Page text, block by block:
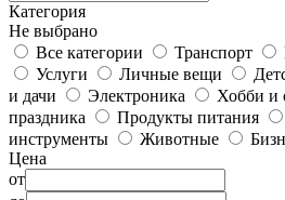
Категория
Не выбрано
Все категории
Транспорт
Услуги
Личные вещи
и дачи
Электроника Хобби и
праздника
Продукты питания
инструменты
Животные
Цена
от